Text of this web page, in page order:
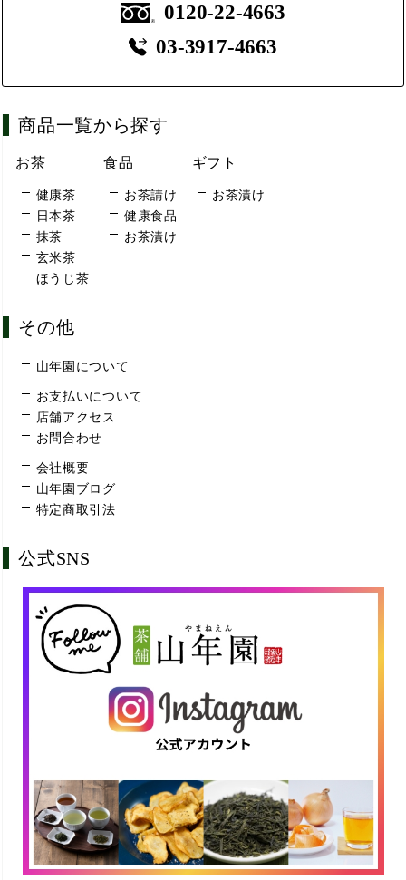
0120-22-4663
03-3917-4663
商品一覧から探す
お茶
健康茶
日本茶
抹茶
玄米茶
ほうじ茶
食品
お茶請け
健康食品
お茶漬け
ギフト
お茶漬け
その他
山年園について
お支払いについて
店舗アクセス
お問合わせ
会社概要
山年園ブログ
特定商取引法
公式SNS